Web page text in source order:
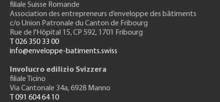
filiale Suisse Romande
Association des entrepreneurs d’enveloppe des bâtiments
c/o Union Patronale du Canton de Fribourg
Rue de l'Hôpital 15, CP 592, 1701 Fribourg
T 026 350 33 00
info@enveloppe-batiments.swiss
Involucro edilizio Svizzera
filiale Ticino
Via Cantonale 34a, 6928 Manno
T 091 604 64 10